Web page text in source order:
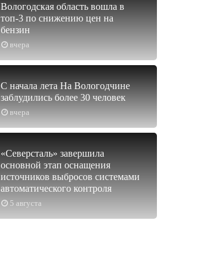
вчера
Вологодская область вошла в
топ-3 по снижению цен на
бензин
вчера
С начала лета На Вологодчине
заблудились более 30 человек
5 августа
«Северсталь» завершила
основной этап оснащения
источников выбросов системами
автоматического контроля